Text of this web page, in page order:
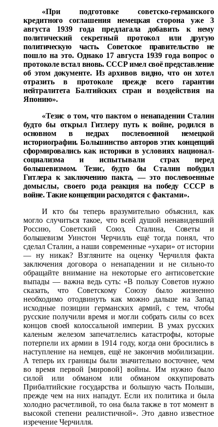
«При подготовке советско-германского
кредитного соглашения немецкая сторона уже 3
августа 1939 года предлагала добавить к нему
политический секретный протокол или другую
политическую часть. Советское правительство не
пошло на это. Однако 17 августа 1939 года вопрос о
протоколе встал вновь. СССР имел своё представление
об этом до­кументе. Из архивов видно, что он хотел
отразить в протоколе прежде всего гарантии
нейтралитета Балтийских стран и воздействия на
Японию».
«Тезис о том, что пактом о ненападении Сталин
будтобы открыл Гитлеру путь к войне, родился в
основном в недрах послевоенной немецкой
историографии. Большинство авторов этих концепций
сформировались как историки в условиях национал-
социализма и испытывали страх перед
большевизмом. Тезис, будто бы Сталин побудил
Гитлера к заключению пакта, — это послевоенные
домыслы, своего рода реакция на победу СССР в
войне. Такие концепции расходятся с фактами».
И кто бы теперь вразумительно объяснил, как
могло случиться такое, что всей душой ненавидевший
Россию, Советский Союз, Сталина, Советы и
большевизм Уинстон Черчилль ещётогда понял, что
сделал Сталин, а наши современные «ухари» от истории
— ну никак? Взгляните на оценку Черчилля факта
заключения договора о ненападении и не сильно-то
обращайте внимание на некоторые его антисоветские
выпады — важна ведь суть: «В пользу Советов нужно
сказать, что Советскому Союзу было жизненно
необходимо отодвинуть как можно дальше на Запад
исходные позиции германских армий, с тем, чтобы
русские получили время и могли собрать силы со всех
концов своей колоссальной империи. В умах русских
каленым железом запечатлелись катастрофы, которые
потерпели их армии в 1914 году, когда они бросились в
наступление на немцев, ещё не закончив мобилизации.
А теперь их границы были значительно восточнее, чем
во время первой [мировой] войны. Им нужно было
силой или обманом или обманом оккупировать
Прибалтийские государства и большую часть Польши,
прежде чем на них нападут. Если их политика и была
холодно расчетливой, то она была также в тот момент в
высокой степени реалистичной». Это давно известное
изречение Черчилля.